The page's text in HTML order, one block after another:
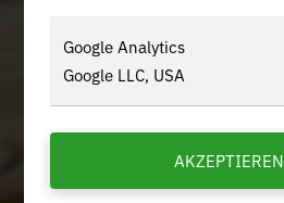
Google Analytics
Google LLC, USA
AKZEPTIEREN